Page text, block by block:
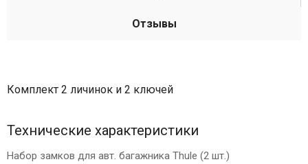
Отзывы
Комплект 2 личинок и 2 ключей
Технические характеристики
Набор замков для авт. багажника Thule (2 шт.)